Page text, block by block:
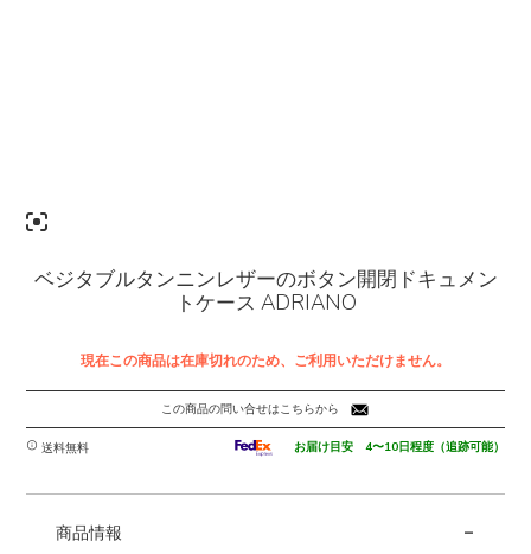
ベジタブルタンニンレザーのボタン開閉ドキュメン
トケース ADRIANO
現在この商品は在庫切れのため、ご利用いただけません。
この商品の問い合せはこちらから
送料無料 お届け目安 4〜10日程度（追跡可能）
商品情報 -